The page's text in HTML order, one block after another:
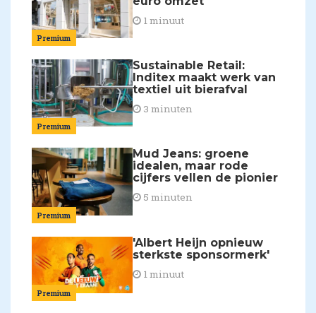
Premium
1 minuut
Premium
Sustainable Retail:
Inditex maakt werk van
textiel uit bierafval
3 minuten
Premium
Mud Jeans: groene
idealen, maar rode
cijfers vellen de pionier
5 minuten
Premium
'Albert Heijn opnieuw
sterkste sponsormerk'
1 minuut